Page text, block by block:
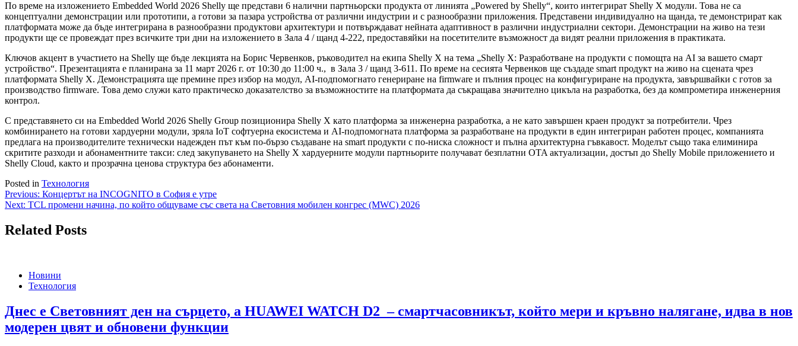
По време на изложението Embedded World 2026 Shelly ще представи 6 налични партньорски продукта от линията „Powered by Shelly“, които интегрират Shelly X модули. Това не са
концептуални демонстрации или прототипи, а готови за пазара устройства от различни индустрии и с разнообразни приложения. Представени индивидуално на щанда, те демонстрират как
платформата може да бъде интегрирана в разнообразни продуктови архитектури и потвърждават нейната адаптивност в различни индустриални сектори. Демонстрации на живо на тези
продукти ще се провеждат през всичките три дни на изложението в Зала 4 / щанд 4-222, предоставяйки на посетителите възможност да видят реални приложения в практиката.
Ключов акцент в участието на Shelly ще бъде лекцията на Борис Червенков, ръководител на екипа Shelly X на тема „Shelly X: Разработване на продукти с помощта на AI за вашето смарт
устройство“. Презентацията е планирана за 11 март 2026 г. от 10:30 до 11:00 ч., в Зала 3 / щанд 3-611. По време на сесията Червенков ще създаде smart продукт на живо на сцената чрез
платформата Shelly X. Демонстрацията ще премине през избор на модул, AI-подпомогнато генериране на firmware и пълния процес на конфигуриране на продукта, завършвайки с готов за
производство firmware. Това демо служи като практическо доказателство за възможностите на платформата да съкращава значително цикъла на разработка, без да компрометира инженерния
контрол.
С представянето си на Embedded World 2026 Shelly Group позиционира Shelly X като платформа за инженерна разработка, а не като завършен краен продукт за потребители. Чрез
комбинирането на готови хардуерни модули, зряла IoT софтуерна екосистема и AI-подпомогната платформа за разработване на продукти в един интегриран работен процес, компанията
предлага на производителите технически надежден път към по-бързо създаване на smart продукти с по-ниска сложност и пълна архитектурна гъвкавост. Моделът също така елиминира
скритите разходи и абонаментните такси: след закупуването на Shelly X хардуерните модули партньорите получават безплатни OTA актуализации, достъп до Shelly Mobile приложението и
Shelly Cloud, както и прозрачна ценова структура без абонаменти.
Posted in Технология
Навигация
Previous: Концертът на INCOGNITO в София е утре
Next: TCL промени начина, по който общуваме със света на Световния мобилен конгрес (MWC) 2026
Related Posts
Новини
Технология
Днес е Световният ден на сърцето, а HUAWEI WATCH D2 – смартчасовникът, който мери и кръвно налягане, идва в нов
модерен цвят и обновени функции